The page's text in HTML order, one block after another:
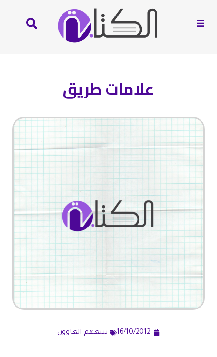
علامات طريق
16/10/2012 يتبعهم الغاوون